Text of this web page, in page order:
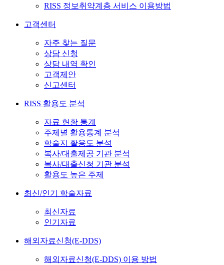
RISS 정보취약계층 서비스 이용방법
고객센터
자주 찾는 질문
상담 신청
상담 내역 확인
고객제안
신고센터
RISS 활용도 분석
자료 현황 통계
주제별 활용통계 분석
학술지 활용도 분석
복사/대출제공 기관 분석
복사/대출신청 기관 분석
활용도 높은 주제
최신/인기 학술자료
최신자료
인기자료
해외자료신청(E-DDS)
해외자료신청(E-DDS) 이용 방법